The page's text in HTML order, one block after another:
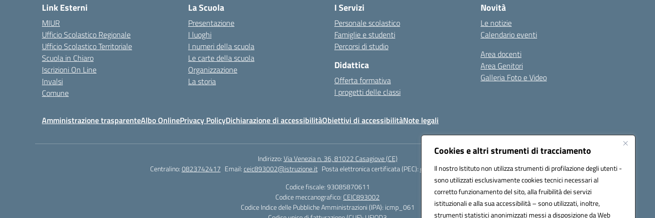
Cookies e altri strumenti di tracciamento
Il nostro Istituto non utilizza strumenti di profilazione degli utenti -
sono utilizzati esclusivamente cookies tecnici necessari al
corretto funzionamento del sito, alla fruibilità dei servizi
istituzionali e alla sua accessibilità – sono utilizzati, inoltre,
strumenti statistici anonimizzati messi a disposizione da Web
Link Esterni
MIUR
Ufficio Scolastico Regionale
Ufficio Scolastico Territoriale
Scuola in Chiaro
Iscrizioni On Line
Invalsi
Comune
La Scuola
Presentazione
I luoghi
I numeri della scuola
Le carte della scuola
Organizzazione
La storia
I Servizi
Personale scolastico
Famiglie e studenti
Percorsi di studio
Didattica
Offerta formativa
I progetti delle classi
Novità
Le notizie
Calendario eventi
Area docenti
Area Genitori
Galleria Foto e Video
Amministrazione trasparenteAlbo OnlinePrivacy PolicyDichiarazione di accessibilitàObiettivi di accessibilitàNote legali
Indirizzo:Via Venezia n. 36, 81022 Casagiove (CE)
Centralino:0823742417 Email:ceic893002@istruzione.it Posta elettronica certificata (PEC):ceic893002@pec.istruzione.it
Codice fiscale: 93085870611
Codice meccanografico: CEIC893002
Codice Indice delle Pubbliche Amministrazioni (IPA): icmp_061